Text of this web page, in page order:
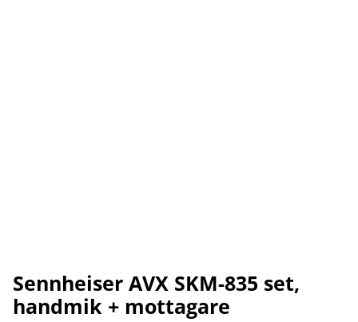
Sennheiser AVX SKM-835 set,
handmik + mottagare